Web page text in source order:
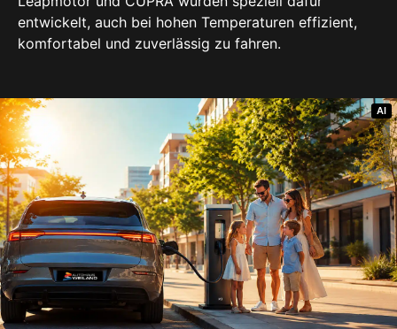
entwickelt, auch bei hohen Temperaturen effizient,
komfortabel und zuverlässig zu fahren.
AI